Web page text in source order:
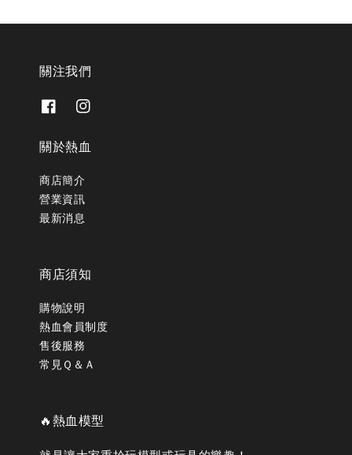
關注我們
關於熱血
商店簡介
營業資訊
最新消息
商店須知
購物說明
熱血會員制度
售後服務
常見Ｑ＆Ａ
🔥熱血模型